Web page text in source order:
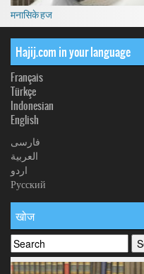
मनासिके हज
Hajij.com in your language
Français
Türkçe
Indonesian
English
فارسی
العربیة
اردو
Русский
खोज